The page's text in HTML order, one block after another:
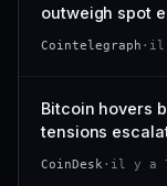
outweigh spot
Cointelegraph · il
Bitcoin hovers
tensions
CoinDesk · il y a